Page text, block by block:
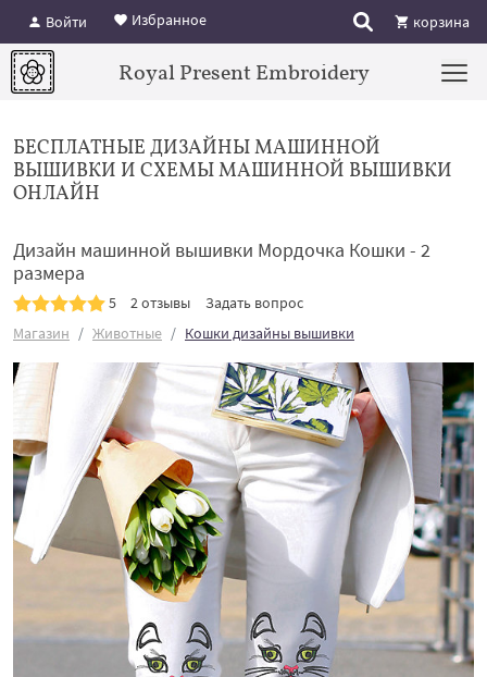
Войти Избранное корзина
Royal Present Embroidery
БЕСПЛАТНЫЕ ДИЗАЙНЫ МАШИННОЙ
ВЫШИВКИ И СХЕМЫ МАШИННОЙ ВЫШИВКИ
ОНЛАЙН
Дизайн машинной вышивки Мордочка Кошки - 2
размера
5 2 отзывы
Задать вопрос
Магазин
Животные Кошки дизайны вышивки